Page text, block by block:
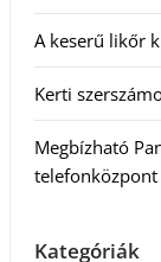
A keserű likőr
Kerti
Megbízható
telefonközpont
Kategóriák